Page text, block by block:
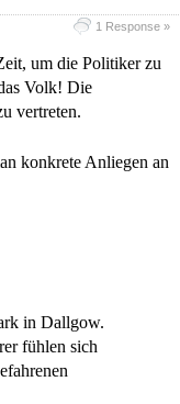
1 Response »
um die Politiker zu
Volk! Die
vertreten.
konkrete Anliegen an
in Dallgow.
fühlen sich